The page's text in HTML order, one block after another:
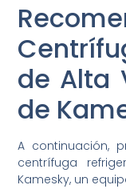
de Alta
de
A continuación,
centrífuga
Kamesky, un